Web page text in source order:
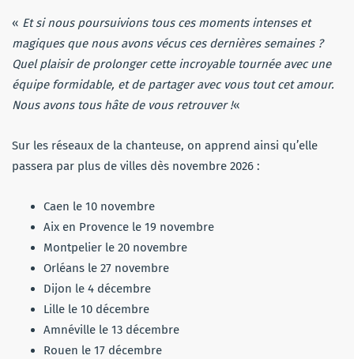
« Et si nous poursuivions tous ces moments intenses et
magiques que nous avons vécus ces dernières semaines ?
Quel plaisir de prolonger cette incroyable tournée avec une
équipe formidable, et de partager avec vous tout cet amour.
Nous avons tous hâte de vous retrouver !«
Sur les réseaux de la chanteuse, on apprend ainsi qu’elle
passera par plus de villes dès novembre 2026 :
Caen le 10 novembre
Aix en Provence le 19 novembre
Montpelier le 20 novembre
Orléans le 27 novembre
Dijon le 4 décembre
Lille le 10 décembre
Amnéville le 13 décembre
Rouen le 17 décembre